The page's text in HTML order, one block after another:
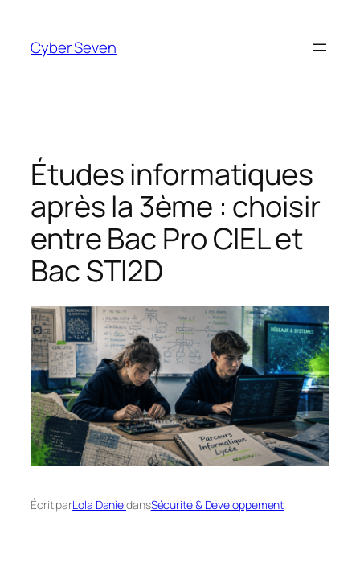
contenu
Cyber Seven
Études informatiques
après la 3ème : choisir
entre Bac Pro CIEL et
Bac STI2D
Écrit parLola DanieldansSécurité & Développement